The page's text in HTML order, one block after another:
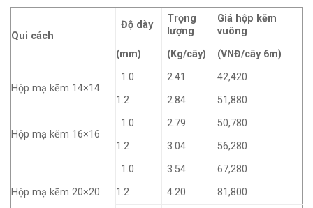
Qui cách
Độ dày
Trọng
lượng
Giá hộp kẽm
vuông
(mm)
(Kg/cây) (VNĐ/cây 6m)
Hộp mạ kẽm 14×14
1.0 2.41
42,420
1.2
2.84 51,880
Hộp mạ kẽm 16×16
1.0 2.79
50,780
1.2
3.04 56,280
Hộp mạ kẽm 20×20
1.0 3.54
67,280
1.2
4.20
81,800